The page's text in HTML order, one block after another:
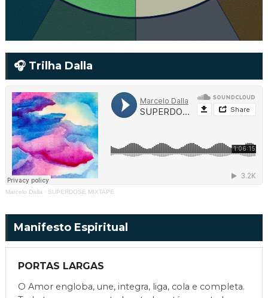
🎧 Trilha Dalla
Marcelo Dalla · SUPERDOSE MIXTAPE
Manifesto Espiritual
PORTAS LARGAS
O Amor engloba, une, integra, liga, cola e completa.